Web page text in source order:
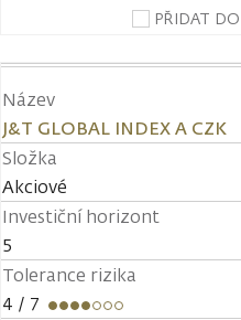
PŘIDAT
Název
J&T GLOBAL INDEX A CZK
Složka
Akciové
Investiční horizont
5
Tolerance rizika
4 / 7